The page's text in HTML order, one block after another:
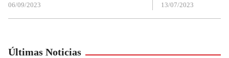
06/09/2023 13/07/2023
Últimas Noticias